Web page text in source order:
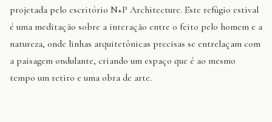
projetada pelo escritório N+P Architecture. Este refúgio estival
é uma meditação sobre a interação entre o feito pelo homem e a
natureza, onde linhas arquitetônicas precisas se entrelaçam com
a paisagem ondulante, criando um espaço que é ao mesmo
tempo um retiro e uma obra de arte.